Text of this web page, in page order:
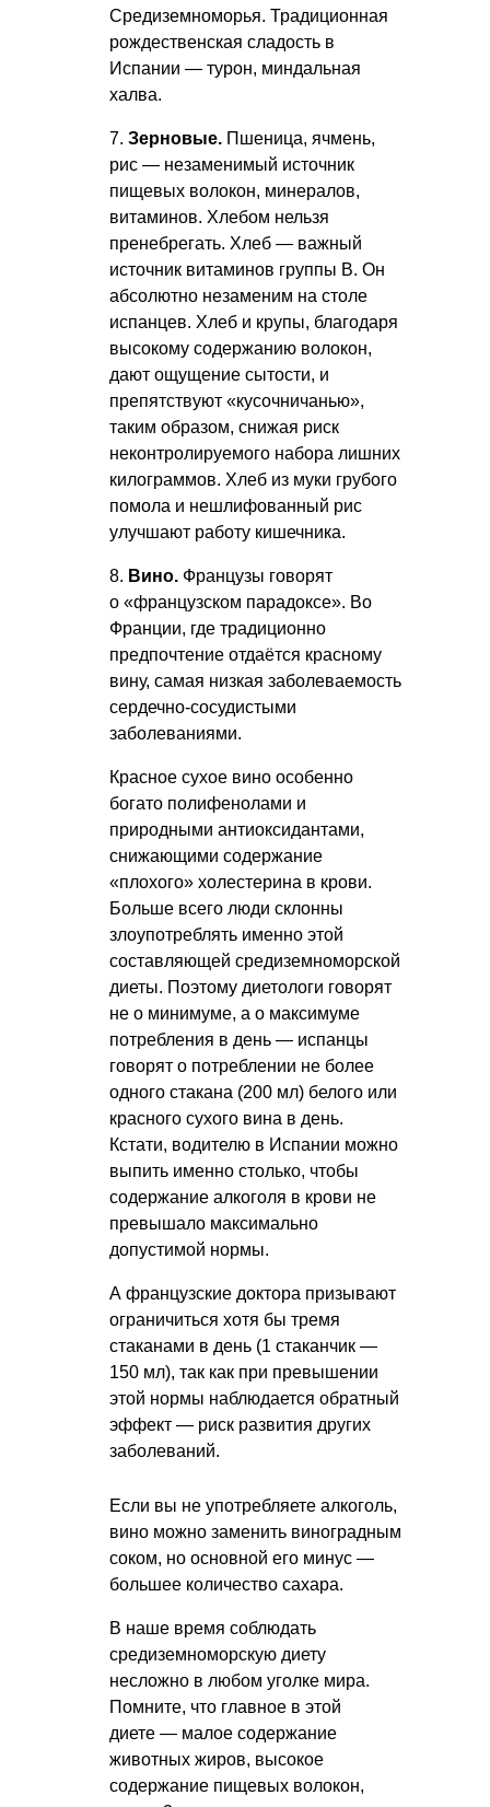
Средиземноморья. Традиционная
рождественская сладость в
Испании — турон, миндальная
халва.
7. Зерновые. Пшеница, ячмень,
рис — незаменимый источник
пищевых волокон, минералов,
витаминов. Хлебом нельзя
пренебрегать. Хлеб — важный
источник витаминов группы В. Он
абсолютно незаменим на столе
испанцев. Хлеб и крупы, благодаря
высокому содержанию волокон,
дают ощущение сытости, и
препятствуют «кусочничанью»,
таким образом, снижая риск
неконтролируемого набора лишних
килограммов. Хлеб из муки грубого
помола и нешлифованный рис
улучшают работу кишечника.
8. Вино. Французы говорят
о «французском парадоксе». Во
Франции, где традиционно
предпочтение отдаётся красному
вину, самая низкая заболеваемость
сердечно-сосудистыми
заболеваниями.
Красное сухое вино особенно
богато полифенолами и
природными антиоксидантами,
снижающими содержание
«плохого» холестерина в крови.
Больше всего люди склонны
злоупотреблять именно этой
составляющей средиземноморской
диеты. Поэтому диетологи говорят
не о минимуме, а о максимуме
потребления в день — испанцы
говорят о потреблении не более
одного стакана (200 мл) белого или
красного сухого вина в день.
Кстати, водителю в Испании можно
выпить именно столько, чтобы
содержание алкоголя в крови не
превышало максимально
допустимой нормы.
А французские доктора призывают
ограничиться хотя бы тремя
стаканами в день (1 стаканчик —
150 мл), так как при превышении
этой нормы наблюдается обратный
эффект — риск развития других
заболеваний.
Если вы не употребляете алкоголь,
вино можно заменить виноградным
соком, но основной его минус —
большее количество сахара.
В наше время соблюдать
средиземноморскую диету
несложно в любом уголке мира.
Помните, что главное в этой
диете — малое содержание
животных жиров, высокое
содержание пищевых волокон,